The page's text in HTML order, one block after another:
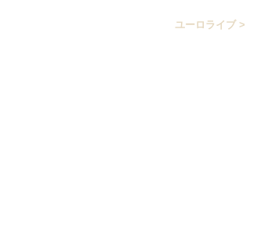
ユーロライブ >